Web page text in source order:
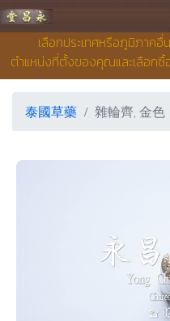
เลือกประเทศหรือภูมิภาคอื่
ตำแหน่งที่ตั้งของคุณและเลือกซื้
永昌堂藥店
泰國草藥 雜輪齊, 金色